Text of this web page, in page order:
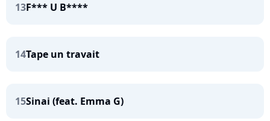
13F*** U B****
14Tape un travait
15Sinai (feat. Emma G)